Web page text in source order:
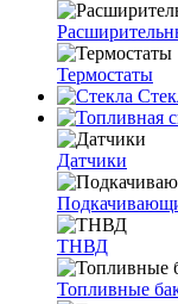
Термостаты
Датчики
ТНВД
Топливные